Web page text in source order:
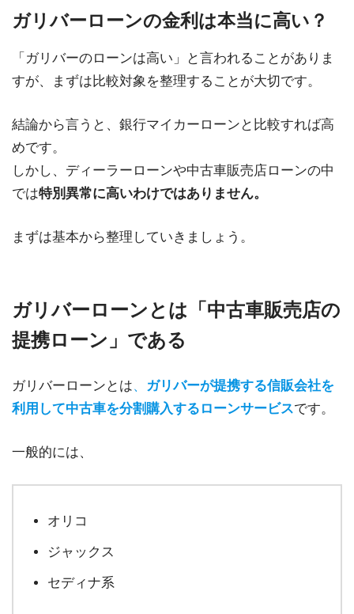
ガリバーローンの金利は本当に高い？
「ガリバーのローンは高い」と言われることがありま
すが、まずは比較対象を整理することが大切です。
結論から言うと、銀行マイカーローンと比較すれば高
めです。
しかし、ディーラーローンや中古車販売店ローンの中
では特別異常に高いわけではありません。
まずは基本から整理していきましょう。
ガリバーローンとは「中古車販売店の
提携ローン」である
ガリバーローンとは、 ガリバーが提携する信販会社を
利用して中古車を分割購入するローンサービスです。
一般的には、
オリコ
ジャックス
セディナ系